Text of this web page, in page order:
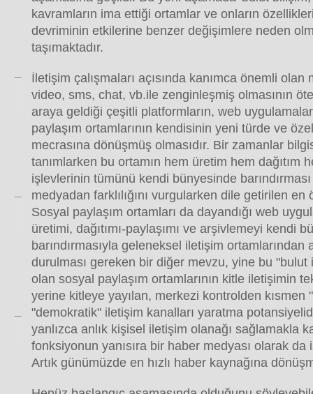
kavramların ima ettiği ortamlar ve onların
devriminin etkilerine benzer değişimlere neden
taşımaktadır.
İletişim çalışmaları açısında kanımca önemli
video, sms, chat, vb.ile zenginleşmiş olmasının
araya geldiği çeşitli platformların, web
paylaşım ortamlarının kendisinin yeni türde ve
mecrasına dönüşmüş olmasıdır. Bir zamanlar
tanımlarken bu ortamın hem üretim hem dağıtım
işlevlerinin tümünü kendi bünyesinde
medyadan farklılığını vurgularken dile getirilen
Sosyal paylaşım ortamları da dayandığı web
üretimi, dağıtımı-paylaşımı ve arşivlemeyi kendi
barındırmasıyla geleneksel iletişim ortamlarından
durulması gereken bir diğer mevzu, yine bu "bulut
olan sosyal paylaşım ortamlarının kitle iletişimin
yerine kitleye yayılan, merkezi kontrolden kısmen
"demokratik" iletişim kanalları yaratma
yanlızca anlık kişisel iletişim olanağı sağlamakla
fonksiyonun yanısıra bir haber medyası olarak
Artık günümüzde en hızlı haber kaynağına